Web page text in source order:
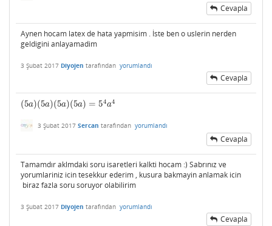
Cevapla
Aynen hocam latex de hata yapmisim . İste ben o uslerin nerden
geldigini anlayamadim
3 Şubat 2017 Diyojen tarafından yorumlandı
Cevapla
(5a)(5a)(5a)(5a) = 54a4
(5a)(5a)(5a)(5a)=54 a4
3 Şubat 2017 Sercan tarafından yorumlandı
Cevapla
Tamamdır aklmdaki soru isaretleri kalkti hocam :) Sabrınız ve
yorumlariniz icin tesekkur ederim , kusura bakmayin anlamak icin
biraz fazla soru soruyor olabilirim
3 Şubat 2017 Diyojen tarafından yorumlandı
Cevapla